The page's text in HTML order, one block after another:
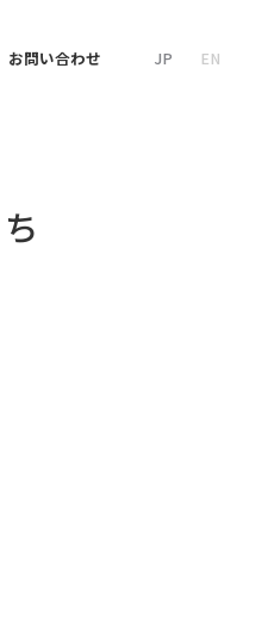
お問い合わせ JP EN